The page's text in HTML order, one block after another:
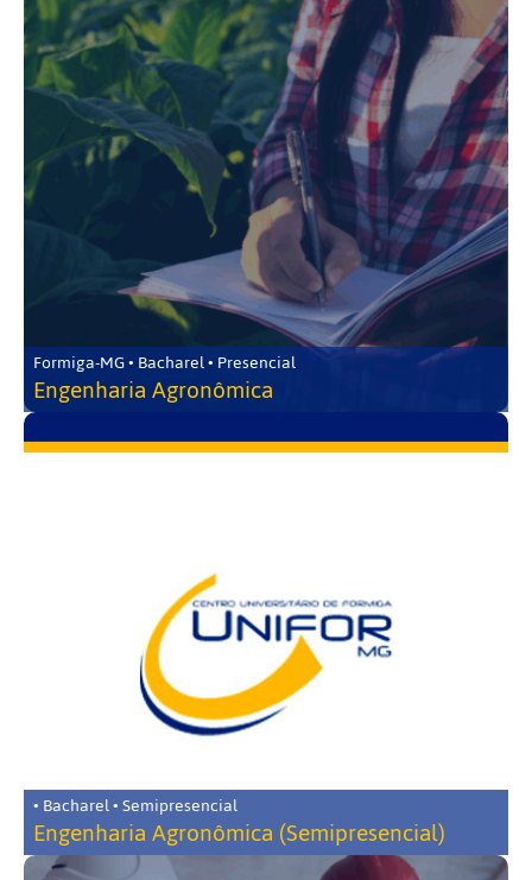
Formiga-MG • Bacharel • Presencial
Engenharia Agronômica
• Bacharel • Semipresencial
Engenharia Agronômica (Semipresencial)